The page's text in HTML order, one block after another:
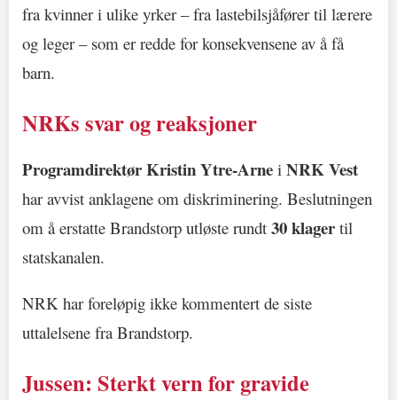
fra kvinner i ulike yrker – fra lastebilsjåfører til lærere
og leger – som er redde for konsekvensene av å få
barn.
NRKs svar og reaksjoner
Programdirektør Kristin Ytre-Arne i NRK Vest
har avvist anklagene om diskriminering. Beslutningen
om å erstatte Brandstorp utløste rundt 30 klager til
statskanalen.
NRK har foreløpig ikke kommentert de siste
uttalelsene fra Brandstorp.
Jussen: Sterkt vern for gravide